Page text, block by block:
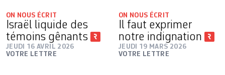
ON NOUS ÉCRIT
Israël liquide des
témoins gênants
JEUDI 16 AVRIL 2026
VOTRE LETTRE
ON NOUS ÉCRIT
Il faut exprimer
notre indignation
JEUDI 19 MARS 2026
VOTRE LETTRE